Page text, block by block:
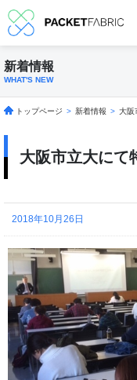
新着情報
WHAT'S NEW
トップページ > 新着情報 > 大阪
大阪市立大にて
2018年10月26日